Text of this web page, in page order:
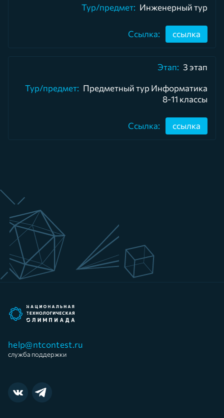
Инженерный тур
ссылка
3 этап
Предметный тур Информатика
8-11 классы
ссылка
help@ntcontest.ru
служба поддержки